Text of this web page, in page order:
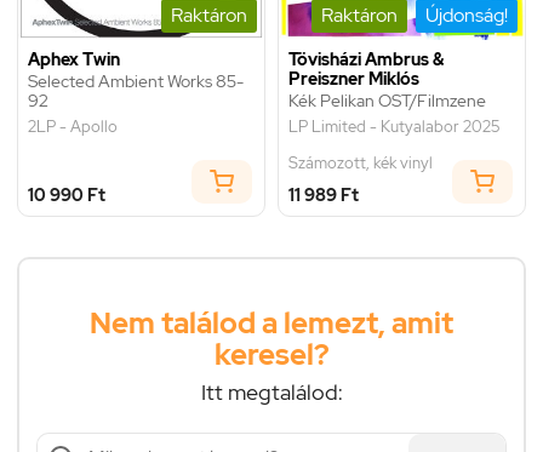
Raktáron
Aphex Twin
Selected Ambient Works 85-
92
2LP - Apollo
10 990 Ft
Raktáron Újdonság!
Tövisházi Ambrus &
Preiszner Miklós
Kék Pelikan OST/Filmzene
LP Limited - Kutyalabor 2025
Számozott, kék vinyl
11 989 Ft
Nem találod a lemezt, amit
keresel?
Itt megtalálod: